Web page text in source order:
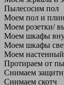
Пылесосим пол
Моем пол и
Моем розетки/
Моем шкафы
Моем шкафы
Моем настенный
Протираем от
Снимаем
Снимаем скотч